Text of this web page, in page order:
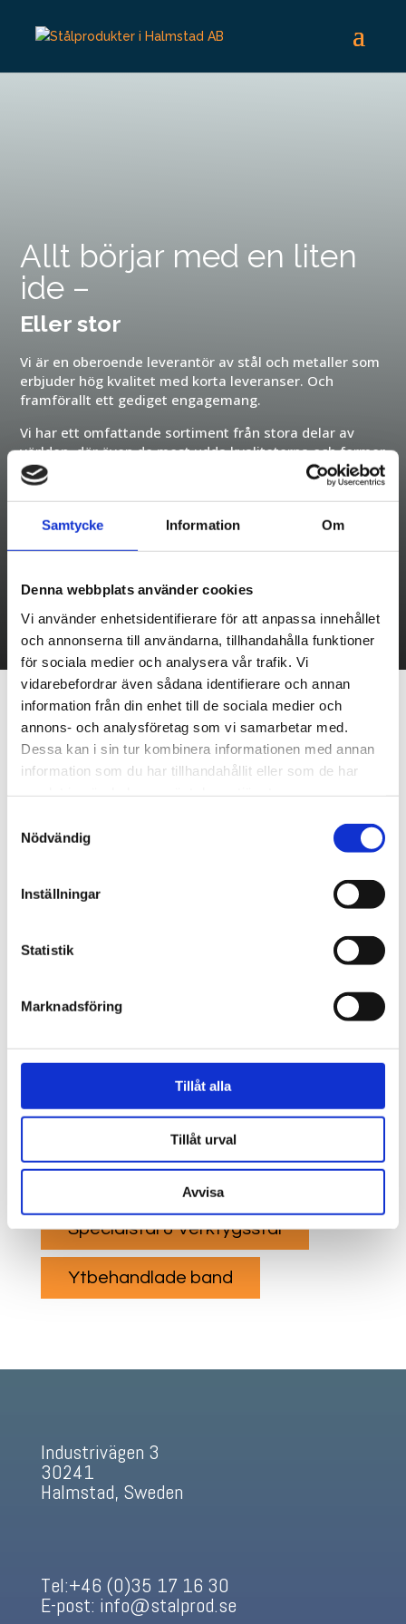
Samtycke Information Om
Denna webbplats använder cookies
Vi använder enhetsidentifierare för att anpassa innehållet
och annonserna till användarna, tillhandahålla funktioner
för sociala medier och analysera vår trafik. Vi
vidarebefordrar även sådana identifierare och annan
information från din enhet till de sociala medier och
annons- och analysföretag som vi samarbetar med.
Dessa kan i sin tur kombinera informationen med annan
information som du har tillhandahållit eller som de har
Nödvändig
Inställningar
Statistik
Marknadsföring
Tillåt alla
Tillåt urval
Avvisa
Allt börjar med en liten
ide –
Eller stor
Vi är en oberoende leverantör av stål och metaller som
erbjuder hög kvalitet med korta leveranser. Och
framförallt ett gediget engagemang.
Vi har ett omfattande sortiment från stora delar av
världen, där även de mest udda kvaliteterna och former
är möjliga att lösa.​
Våra produkter
Våra tjänster
Smide
Gjutgods och stränggjutgods
Skuren plåt & legoarbete
Specialstål & Verktygsstål
Ytbehandlade band
Industrivägen 3
30241
Halmstad, Sweden
Tel:+46 (0)35 17 16 30
E-post: info@stalprod.se